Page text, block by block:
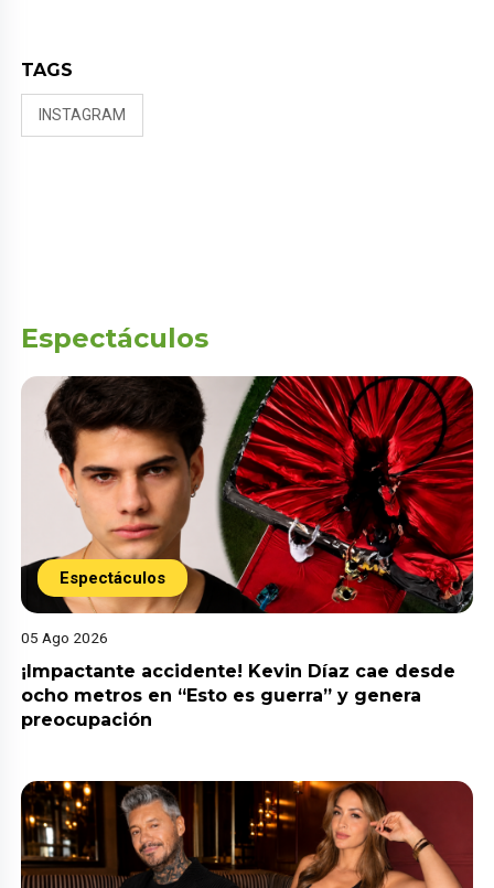
TAGS
INSTAGRAM
Espectáculos
Espectáculos
05 Ago 2026
¡Impactante accidente! Kevin Díaz cae desde
ocho metros en “Esto es guerra” y genera
preocupación